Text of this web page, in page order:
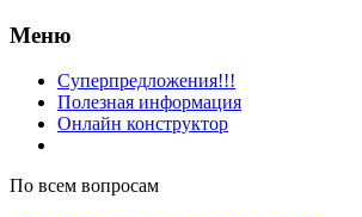
Меню
Суперпредложения!!!
Полезная информация
Онлайн конструктор
По всем вопросам